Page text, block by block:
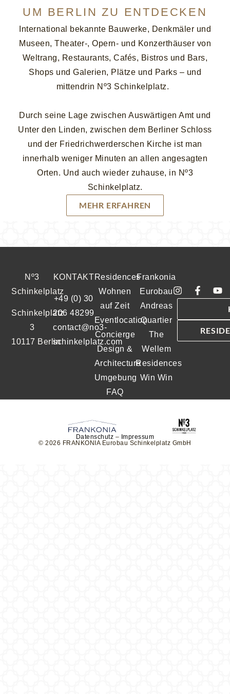
UM BERLIN ZU ENTDECKEN
International bekannte Bauwerke, Denkmäler und
Museen, Theater-, Opern- und Konzerthäuser von
Weltrang, Restaurants, Cafés, Bistros und Bars,
Shops und Galerien, Plätze und Parks – und
mittendrin Nº3 Schinkelplatz.
Durch seine Lage zwischen Auswärtigen Amt und
Unter den Linden, zwischen dem Berliner Schloss
und der Friedrichwerderschen Kirche ist man
innerhalb weniger Minuten an allen angesagten
Orten. Und auch wieder zuhause, in Nº3
Schinkelplatz.
MEHR ERFAHREN
Nº3
Schinkelplatz
Schinkelplatz
3
10117 Berlin
KONTAKT
+49 (0) 30
206 48299
contact@no3-
schinkelplatz.com
Residences
Wohnen
auf Zeit
Eventlocation
Concierge
Design &
Architecture
Umgebung
FAQ
Frankonia
Eurobau
Andreas
Quartier
The
Wellem
Residences
Win Win
Datenschutz – Impressum
© 2026 FRANKONIA Eurobau Schinkelplatz GmbH